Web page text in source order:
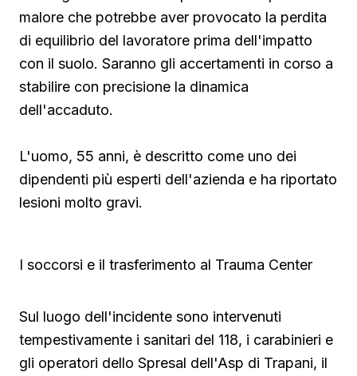
malore che potrebbe aver provocato la perdita
di equilibrio del lavoratore prima dell'impatto
con il suolo. Saranno gli accertamenti in corso a
stabilire con precisione la dinamica
dell'accaduto.
L'uomo, 55 anni, è descritto come uno dei
dipendenti più esperti dell'azienda e ha riportato
lesioni molto gravi.
I soccorsi e il trasferimento al Trauma Center
Sul luogo dell'incidente sono intervenuti
tempestivamente i sanitari del 118, i carabinieri e
gli operatori dello Spresal dell'Asp di Trapani, il